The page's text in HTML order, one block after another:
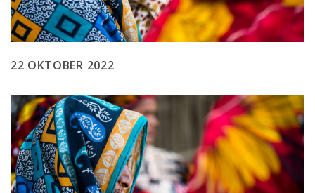
22 OKTOBER 2022